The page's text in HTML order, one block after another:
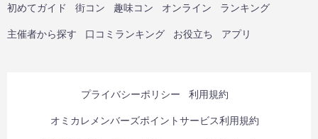
初めてガイド 街コン 趣味コン オンライン ランキング
主催者から探す 口コミランキング お役立ち アプリ
プライバシーポリシー 利用規約
オミカレメンバーズポイントサービス利用規約